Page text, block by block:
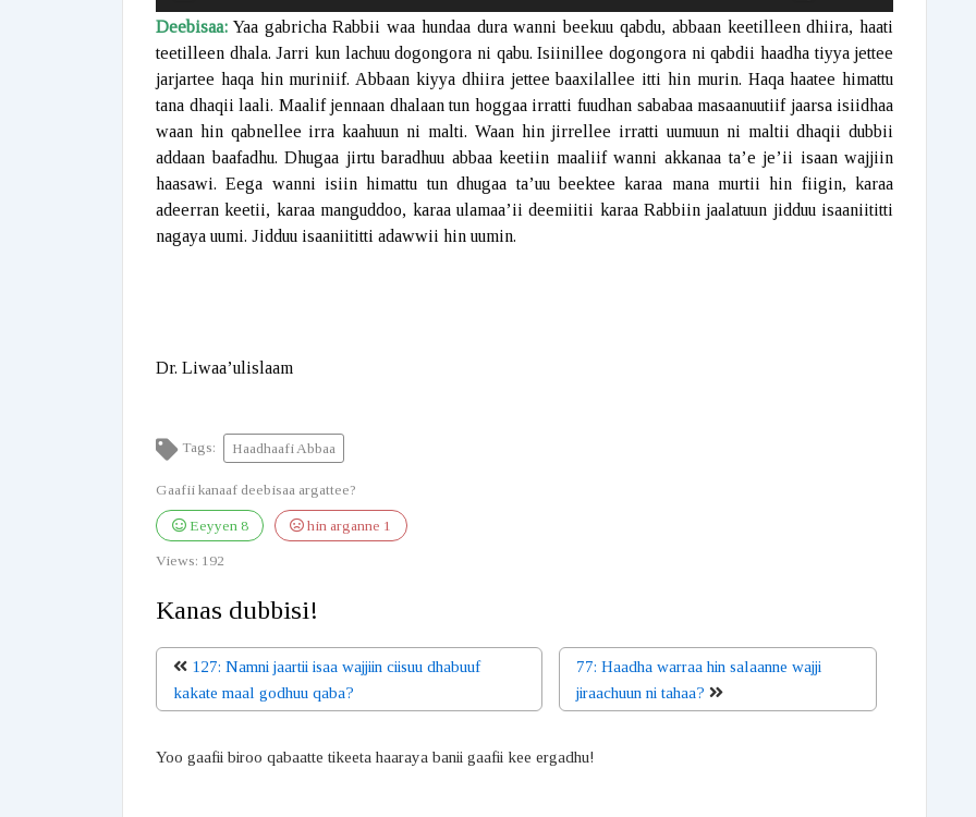
Player
Up/Down
Arrow
keys
to
increase
or
Deebisaa: Yaa gabricha Rabbii waa hundaa dura wanni beekuu qabdu, abbaan keetilleen dhiira, haati
teetilleen dhala. Jarri kun lachuu dogongora ni qabu. Isiinillee dogongora ni qabdii haadha tiyya jettee
jarjartee haqa hin muriniif. Abbaan kiyya dhiira jettee baaxilallee itti hin murin. Haqa haatee himattu
tana dhaqii laali. Maalif jennaan dhalaan tun hoggaa irratti fuudhan sababaa masaanuutiif jaarsa isiidhaa
waan hin qabnellee irra kaahuun ni malti. Waan hin jirrellee irratti uumuun ni maltii dhaqii dubbii
addaan baafadhu. Dhugaa jirtu baradhuu abbaa keetiin maaliif wanni akkanaa ta’e je’ii isaan wajjiin
haasawi. Eega wanni isiin himattu tun dhugaa ta’uu beektee karaa mana murtii hin fiigin, karaa
adeerran keetii, karaa manguddoo, karaa ulamaa’ii deemiitii karaa Rabbiin jaalatuun jidduu isaaniititti
nagaya uumi. Jidduu isaaniititti adawwii hin uumin.
Dr. Liwaa’ulislaam
Tags: Haadhaafi Abbaa
Gaafii kanaaf deebisaa argattee?
Eeyyen 8 hin arganne 1
Views: 192
Kanas dubbisi!
127: Namni jaartii isaa wajjiin ciisuu dhabuuf
kakate maal godhuu qaba?
77: Haadha warraa hin salaanne wajji
jiraachuun ni tahaa?
Yoo gaafii biroo qabaatte tikeeta haaraya banii gaafii kee ergadhu!